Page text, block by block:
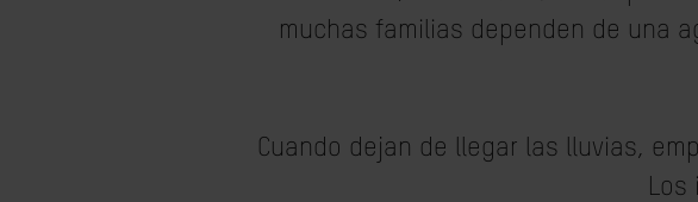
muchas familias dependen de una
Cuando dejan de llegar las lluvias,
Los